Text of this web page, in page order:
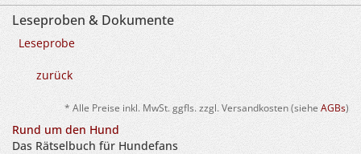
Leseproben & Dokumente
Leseprobe
zurück
* Alle Preise inkl. MwSt. ggfls. zzgl. Versandkosten (siehe AGBs)
Rund um den Hund
Das Rätselbuch für Hundefans